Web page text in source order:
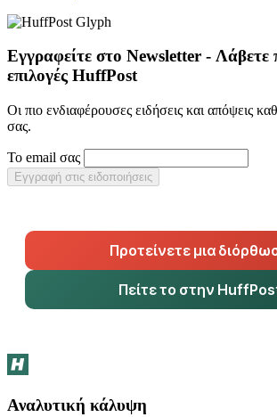
Εγγραφείτε στο Newsletter - Λάβετε
επιλογές HuffPost
Οι πιο ενδιαφέρουσες ειδήσεις και απόψεις
σας.
Το email σας
Εγγραφή στις ειδοποιήσεις
Προτείνετε μια
Πείτε το στην
Αναλυτική κάλυψη